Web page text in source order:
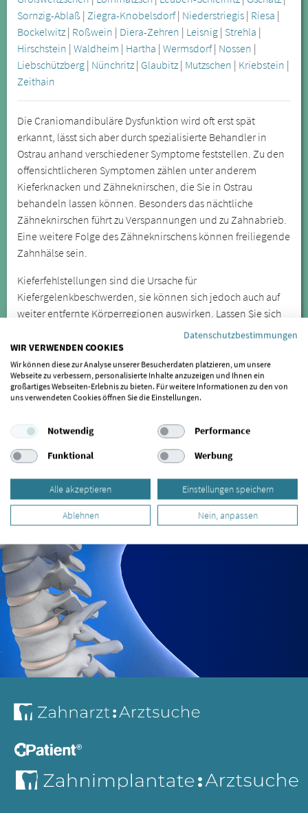
Sornzig-Ablaß | Ziegra-Knobelsdorf| Niederstriegis | Riesa |
Bockelwitz | Roßwein | Diera-Zehren | Leisnig | Strehla |
Hirschstein | Waldheim | Hartha | Wermsdorf| Nossen |
Liebschützberg | Nünchritz | Glaubitz | Mutzschen | Kriebstein |
Zeithain
Die Craniomandibuläre Dysfunktion wird oft erst spät
erkannt, lässt sich aber durch spezialisierte Behandler in
Ostrau anhand verschiedener Symptome feststellen. Zu den
offensichtlicheren Symptomen zählen unter anderem
Kieferknacken und Zähneknirschen, die Sie in Ostrau
behandeln lassen können. Besonders das nächtliche
Zähneknirschen führt zu Verspannungen und zu Zahnabrieb.
Eine weitere Folge des Zähneknirschens können freiliegende
Zahnhälse sein.
Kieferfehlstellungen sind die Ursache für
Kiefergelenkbeschwerden, sie können sich jedoch auch auf
weiter entfernte Körperregionen auswirken. Lassen Sie sich
daher bei wiederkehrenden oder anhaltenden Symptomen
von einem Spezialisten für CMD untersuchen.
Datenschutzbestimmungen
WIR VERWENDEN COOKIES
Wir können diese zur Analyse unserer Besucherdaten platzieren, um unsere
Webseite zu verbessern, personalisierte Inhalte anzuzeigen und Ihnen ein
großartiges Webseiten-Erlebnis zu bieten. Für weitere Informationen zu den von
uns verwendeten Cookies öffnen Sie die Einstellungen.
Notwendig
Performance
Funktional
Werbung
Alle akzeptieren Einstellungen speichern
Ablehnen Nein, anpassen